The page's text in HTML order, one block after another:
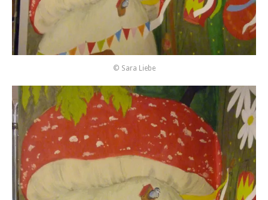
© Sara Liebe